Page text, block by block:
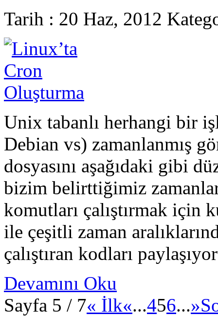
Tarih : 20 Haz, 2012
Unix tabanlı herhangi bir
Debian vs) zamanlanmış
dosyasını aşağıdaki gibi
bizim belirttiğimiz
komutları çalıştırmak için
ile çeşitli zaman
çalıştıran kodları
Devamını Oku
Sayfa 5 / 7« İlk«...456...»